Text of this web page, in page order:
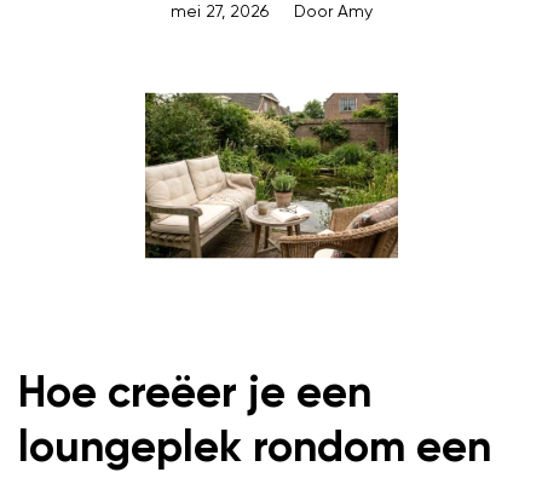
mei 27, 2026
DoorAmy
Hoe creëer je een
loungeplek rondom een